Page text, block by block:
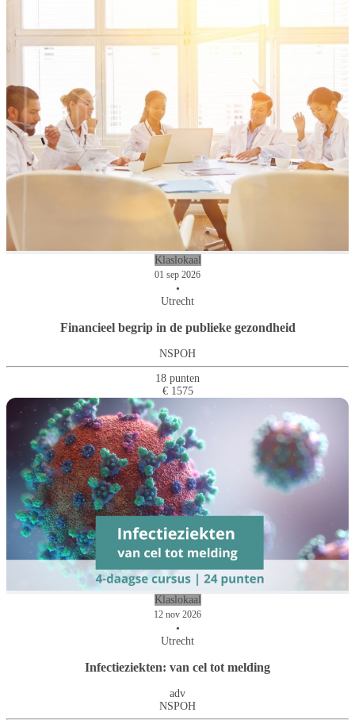
Klaslokaal
01 sep 2026
•
Utrecht
Financieel begrip in de publieke gezondheid
NSPOH
18 punten
€ 1575
Klaslokaal
12 nov 2026
•
Utrecht
Infectieziekten: van cel tot melding
adv
NSPOH